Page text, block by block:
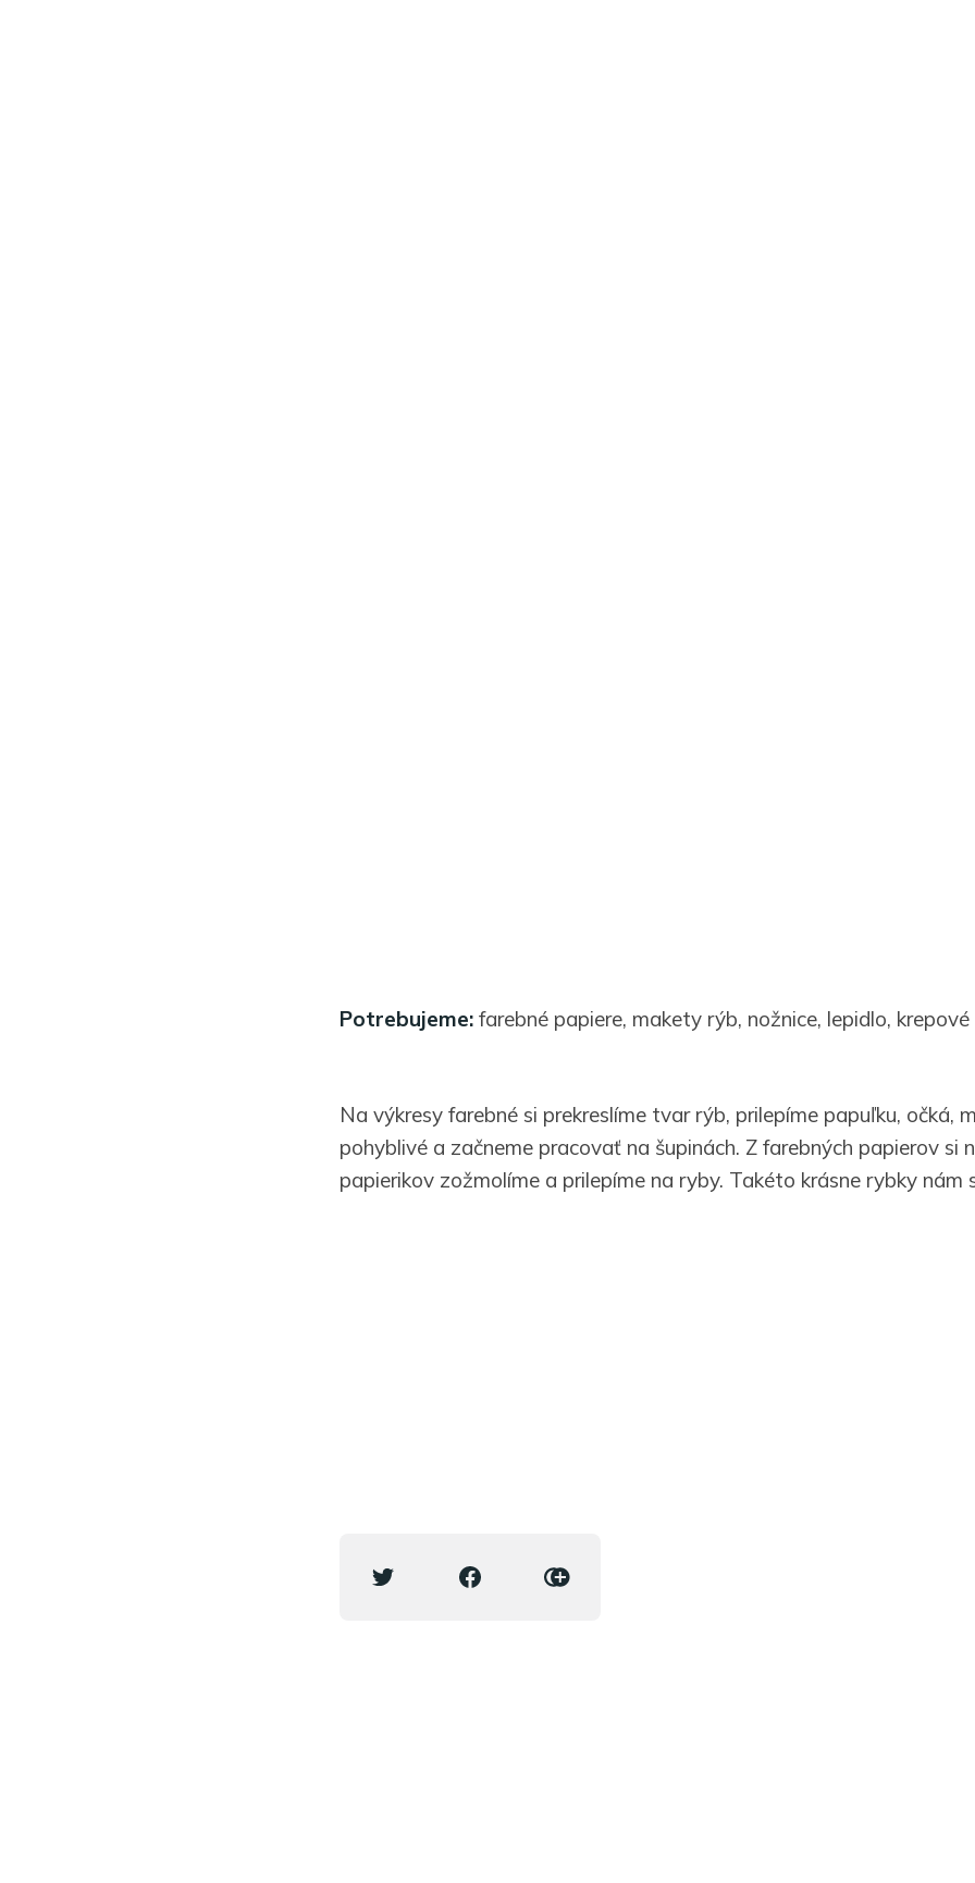
Potrebujeme: farebné papiere, makety rýb, nožnice, lepidlo,
Na výkresy farebné si prekreslíme tvar rýb, prilepíme papuľku, očká,
pohyblivé a začneme pracovať na šupinách. Z farebných papierov si
papierikov zožmolíme a prilepíme na ryby. Takéto krásne rybky nám